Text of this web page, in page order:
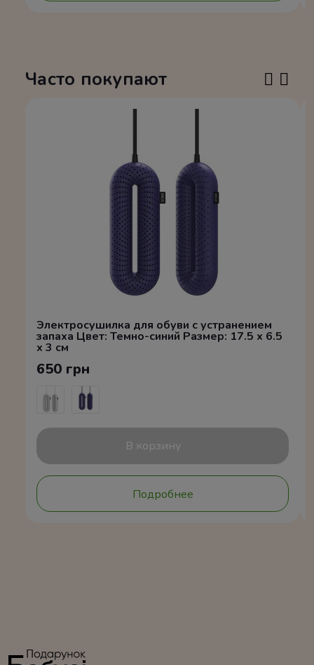
Часто покупают
Электросушилка для обуви с устранением
запаха Цвет: Темно-синий Размер: 17.5 x 6.5
x 3 см
650 грн
В корзину
Подробнее